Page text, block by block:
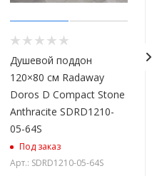
Душевой поддон
120×80 см Radaway
Doros D Compact Stone
Anthracite SDRD1210-
05-64S
Под заказ
Арт.: SDRD1210-05-64S